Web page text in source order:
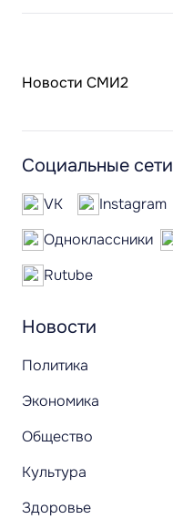
Новости СМИ2
Новости
Политика
Экономика
Общество
Культура
Здоровье
Социальные сети
VK Instagram
Одноклассники
Rutube